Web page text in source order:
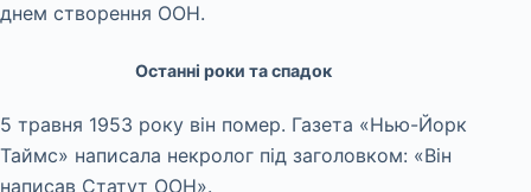
днем створення ООН.
Останні роки та спадок
5 травня 1953 року він помер. Газета «Нью-Йорк
Таймс» написала некролог під заголовком: «Він
написав Статут ООН».